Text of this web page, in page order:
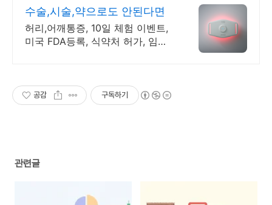
수술,시술,약으로도 안된다면
허리,어깨통증, 10일 체험 이벤트,
미국 FDA등록, 식약처 허가, 임상
공감 구독하기
관련글